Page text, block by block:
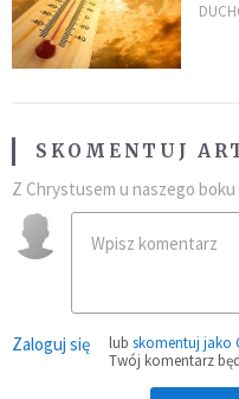
po
SKOMENTUJ
Z Chrystusem u naszego boku
Zaloguj się lub skomentuj jako
Twój komentarz